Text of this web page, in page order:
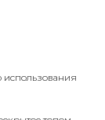
использования